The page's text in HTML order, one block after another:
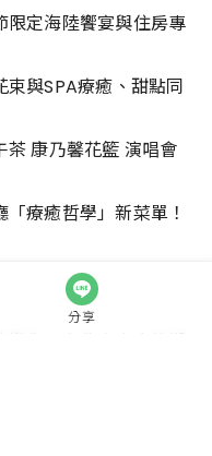
定海陸饗宴與住房專
與SPA療癒、甜點同
康乃馨花籃 演唱會
療癒哲學」新菜單！
化：台北中山赤峰街
分享